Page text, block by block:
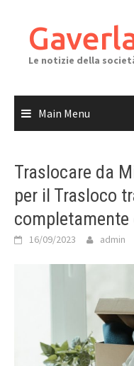
content
Le notizie della
Main Menu
Traslocare da
per il Trasloco
completamente
16/09/2023 admin